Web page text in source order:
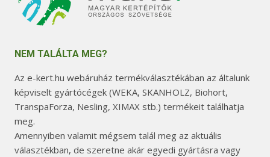
NEM TALÁLTA MEG?
Az e-kert.hu webáruház termékválasztékában az általunk
képviselt gyártócégek (WEKA, SKANHOLZ, Biohort,
TranspaForza, Nesling, XIMAX stb.) termékeit találhatja
meg.
Amennyiben valamit mégsem talál meg az aktuális
választékban, de szeretne akár egyedi gyártásra vagy